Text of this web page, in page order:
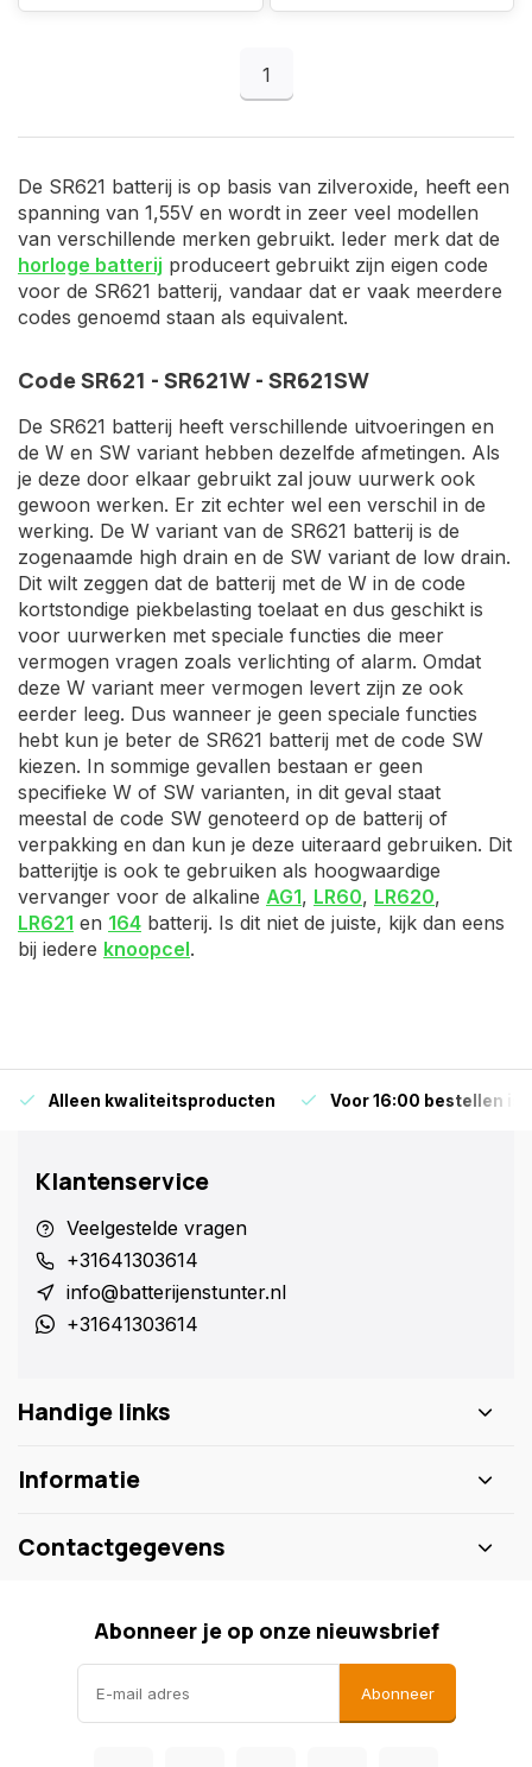
1
De SR621 batterij is op basis van zilveroxide, heeft een
spanning van 1,55V en wordt in zeer veel modellen
van verschillende merken gebruikt. Ieder merk dat de
horloge batterij produceert gebruikt zijn eigen code
voor de SR621 batterij, vandaar dat er vaak meerdere
codes genoemd staan als equivalent.
Code SR621 - SR621W - SR621SW
De SR621 batterij heeft verschillende uitvoeringen en
de W en SW variant hebben dezelfde afmetingen. Als
je deze door elkaar gebruikt zal jouw uurwerk ook
gewoon werken. Er zit echter wel een verschil in de
werking. De W variant van de SR621 batterij is de
zogenaamde high drain en de SW variant de low drain.
Dit wilt zeggen dat de batterij met de W in de code
kortstondige piekbelasting toelaat en dus geschikt is
voor uurwerken met speciale functies die meer
vermogen vragen zoals verlichting of alarm. Omdat
deze W variant meer vermogen levert zijn ze ook
eerder leeg. Dus wanneer je geen speciale functies
hebt kun je beter de SR621 batterij met de code SW
kiezen. In sommige gevallen bestaan er geen
specifieke W of SW varianten, in dit geval staat
meestal de code SW genoteerd op de batterij of
verpakking en dan kun je deze uiteraard gebruiken. Dit
batterijtje is ook te gebruiken als hoogwaardige
vervanger voor de alkaline AG1, LR60, LR620,
LR621 en 164 batterij. Is dit niet de juiste, kijk dan eens
bij iedere knoopcel.
Alleen kwaliteitsproducten Voor 16:00 bestellen is
Klantenservice
Veelgestelde vragen
+31641303614
info@batterijenstunter.nl
+31641303614
Handige links
Informatie
Contactgegevens
Abonneer je op onze nieuwsbrief
Abonneer